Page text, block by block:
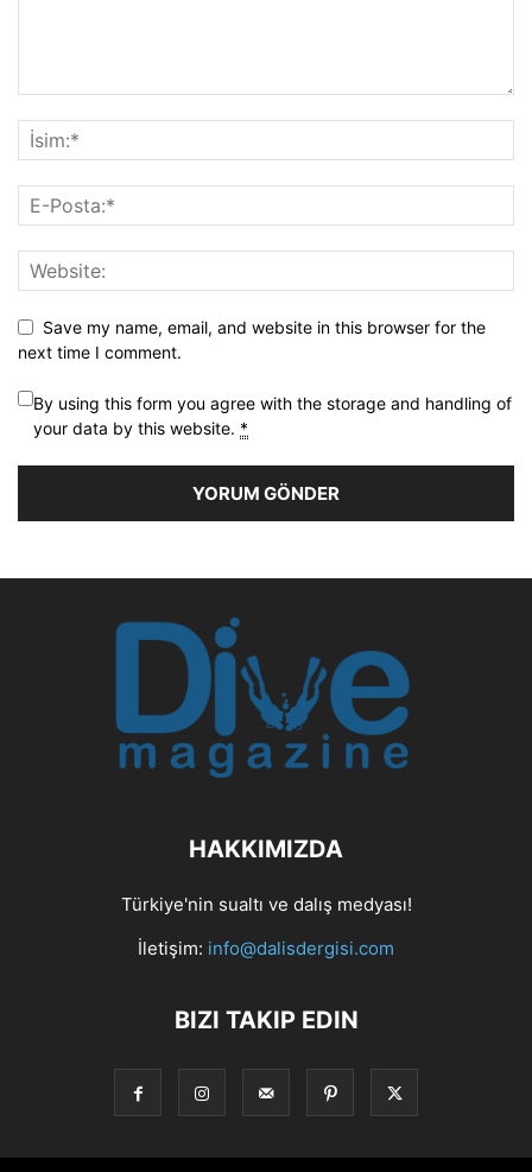
Save my name, email, and website in this browser for the
next time I comment.
By using this form you agree with the storage and handling of
your data by this website. *
HAKKIMIZDA
Türkiye'nin sualtı ve dalış medyası!
İletişim: info@dalisdergisi.com
BIZI TAKIP EDIN